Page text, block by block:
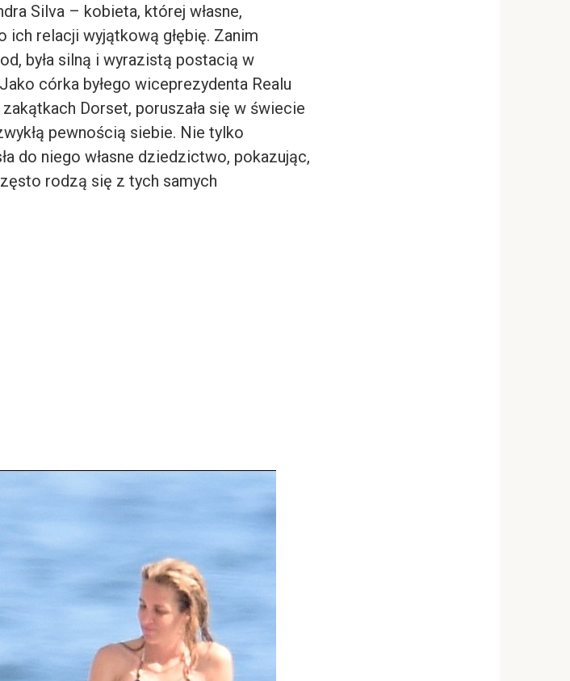
Silva – kobieta, której własne,
relacji wyjątkową głębię. Zanim
była silną i wyrazistą postacią w
córka byłego wiceprezydenta Realu
Dorset, poruszała się w świecie
pewnością siebie. Nie tylko
do niego własne dziedzictwo, pokazując,
rodzą się z tych samych